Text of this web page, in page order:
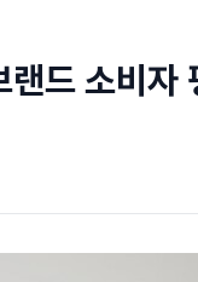
드 소비자